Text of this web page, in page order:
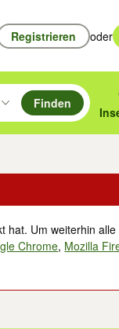
Registrieren oder
durchsuchen und
um zu suchen,
des gewählten Orts
Finden
hat. Um weiterhin alle
Chrome, Mozilla